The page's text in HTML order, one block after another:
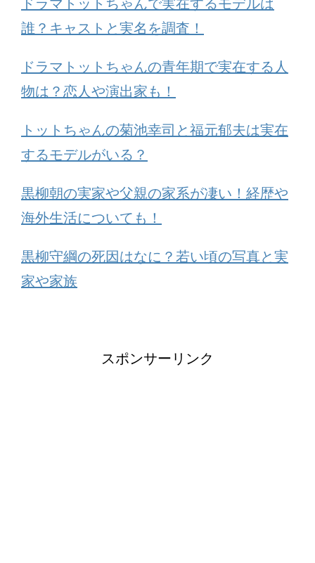
誰？キャストと実名を調査！
ドラマトットちゃんの青年期で実在する人
物は？恋人や演出家も！
トットちゃんの菊池幸司と福元郁夫は実在
するモデルがいる？
黒柳朝の実家や父親の家系が凄い！経歴や
海外生活についても！
黒柳守綱の死因はなに？若い頃の写真と実
家や家族
スポンサーリンク